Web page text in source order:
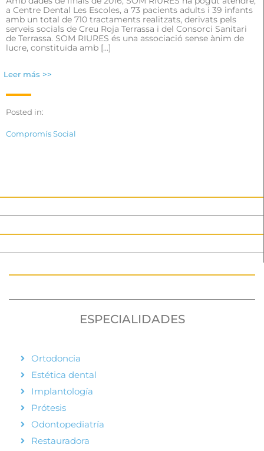
a Centre Dental Les Escoles, a 73 pacients adults i 39 infants
amb un total de 710 tractaments realitzats, derivats pels
serveis socials de Creu Roja Terrassa i del Consorci Sanitari
de Terrassa. SOM RIURES és una associació sense ànim de
lucre, constituïda amb […]
Leer más >>
Posted in:
Compromís Social
ESPECIALIDADES
Ortodoncia
Estética dental
Implantología
Prótesis
Odontopediatría
Restauradora